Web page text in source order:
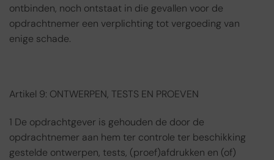
ontbinden, noch ontstaat in die gevallen voor de
opdrachtnemer een verplichting tot vergoeding van
enige schade.
Artikel 9: ONTWERPEN, TESTS EN PROEVEN
1 De opdrachtgever is gehouden de door de
opdrachtnemer aan hem ter controle ter beschikking
gestelde ontwerpen, tests, (proef)afdrukken en (of)